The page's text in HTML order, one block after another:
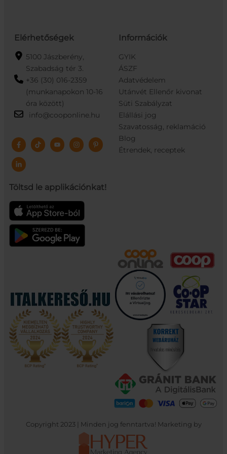
Elérhetőségek
5100 Jászberény,
Szabadság tér 3.
+36 (30) 016-2359
(munkanapokon 10-16
óra között)
info@cooponline.hu
Töltsd le applikációnkat!
Információk
GYIK
ÁSZF
Adatvédelem
Utánvét Ellenőr kivonat
Süti Szabályzat
Elállási jog
Szavatosság, reklamáció
Blog
Étrendek, receptek
Copyright 2023 | Minden jog fenntartva! Marketing by